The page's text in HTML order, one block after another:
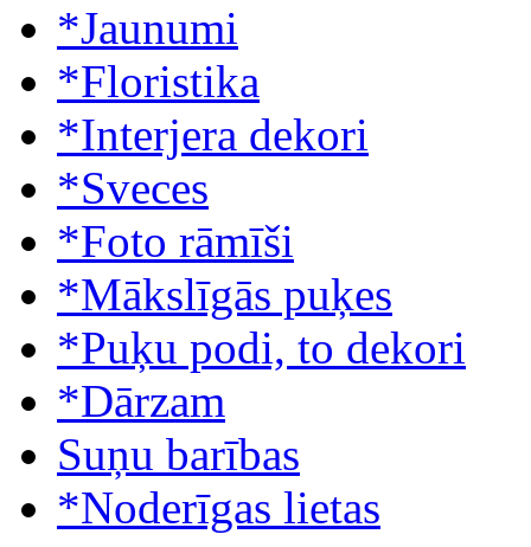
*Jaunumi
*Floristika
*Interjera dekori
*Sveces
*Foto rāmīši
*Mākslīgās puķes
*Puķu podi, to dekori
*Dārzam
Suņu barības
*Noderīgas lietas